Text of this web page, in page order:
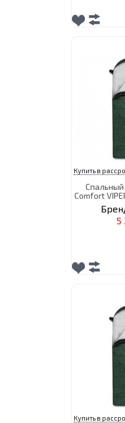
Купить в
Comfort
5
Купить в